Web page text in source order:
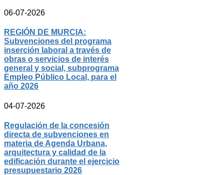
06-07-2026
REGIÓN DE MURCIA:
Subvenciones del programa
inserción laboral a través de
obras o servicios de interés
general y social, subprograma
Empleo Público Local, para el
año 2026
04-07-2026
Regulación de la concesión
directa de subvenciones en
materia de Agenda Urbana,
arquitectura y calidad de la
edificación durante el ejercicio
presupuestario 2026